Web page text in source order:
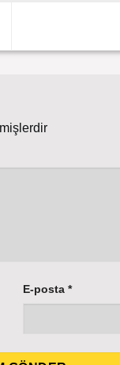
E-posta*